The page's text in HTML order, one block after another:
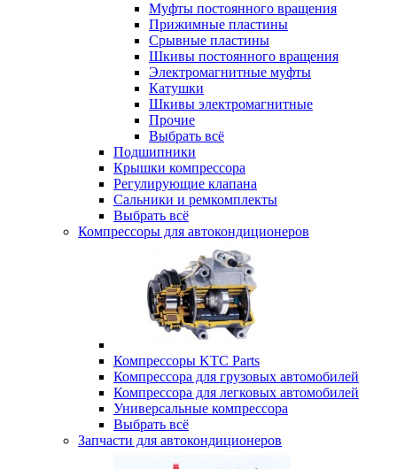
Муфты постоянного вращения
Прижимные пластины
Срывные пластины
Шкивы постоянного вращения
Электромагнитные муфты
Катушки
Шкивы электромагнитные
Прочие
Выбрать всё
Подшипники
Крышки компрессора
Регулирующие клапана
Сальники и ремкомплекты
Выбрать всё
Компрессоры для автокондиционеров
Компрессоры KTC Parts
Компрессора для грузовых автомобилей
Компрессора для легковых автомобилей
Универсальные компрессора
Выбрать всё
Запчасти для автокондиционеров